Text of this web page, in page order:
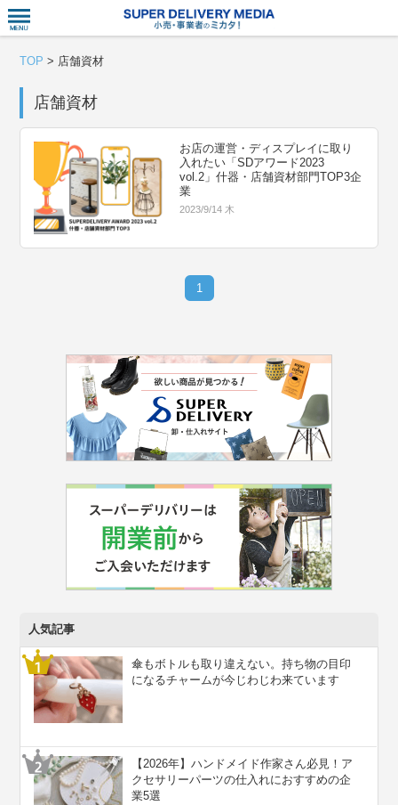
TOP > 店舗資材
店舗資材
お店の運営・ディスプレイに取り
入れたい「SDアワード2023
vol.2」什器・店舗資材部門TOP3企
業
2023/9/14 木
1
人気記事
傘もボトルも取り違えない。持ち物の目印
になるチャームが今じわじわ来ています
【2026年】ハンドメイド作家さん必見！ア
クセサリーパーツの仕入れにおすすめの企
業5選